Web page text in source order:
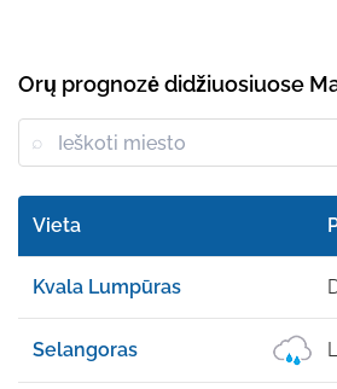
Orų prognozė didžiuosiuose
Vieta
Kvala Lumpūras
Selangoras